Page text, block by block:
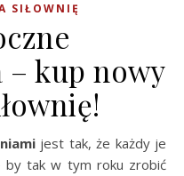
SIŁOWNIĘ
kup nowy
jest tak, że każdy je
by tak w tym roku zrobić